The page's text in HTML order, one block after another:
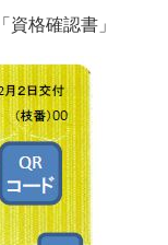
格確認書」